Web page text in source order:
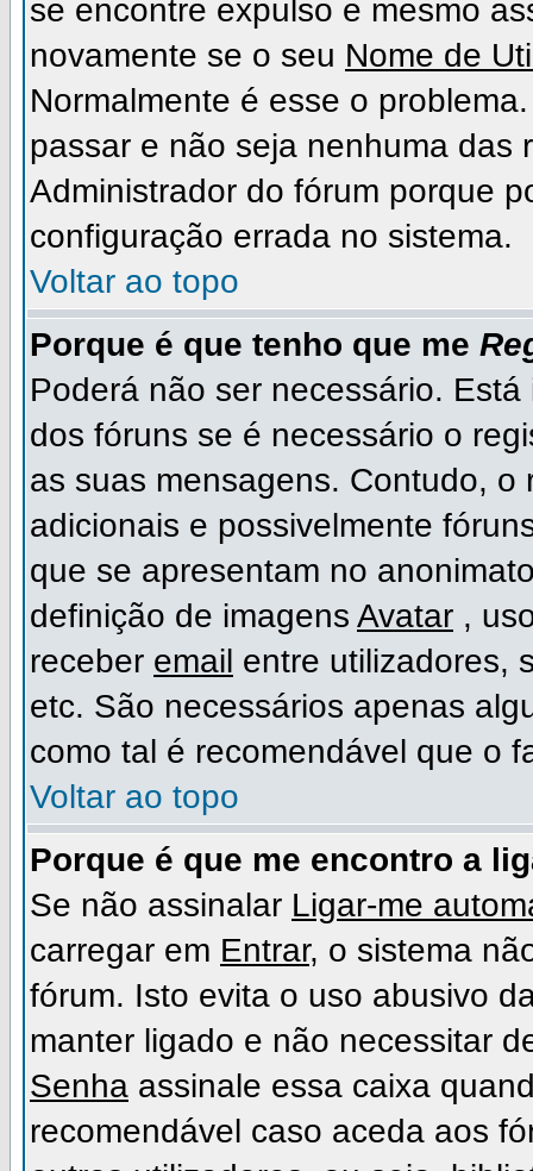
se encontre expulso e mesmo
novamente se o seu Nome de
Normalmente é esse o
passar e não seja nenhuma das
Administrador do fórum porque
configuração errada no sistema.
Voltar ao topo
Porque é que tenho que me
Poderá não ser necessário.
dos fóruns se é necessário o
as suas mensagens. Contudo,
adicionais e possivelmente
que se apresentam no
definição de imagens Avatar ,
receber email entre utilizadores,
etc. São necessários apenas
como tal é recomendável que o
Voltar ao topo
Porque é que me encontro a
Se não assinalar Ligar-me
carregar em Entrar, o sistema
fórum. Isto evita o uso abusivo
manter ligado e não necessitar
Senha assinale essa caixa
recomendável caso aceda aos